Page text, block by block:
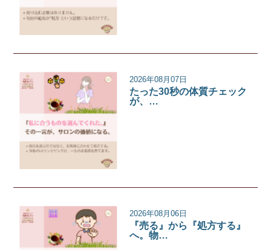
2026年08月07日
たった30秒の体質チェック
が、…
2026年08月06日
『売る』から『処方する』
へ。物…